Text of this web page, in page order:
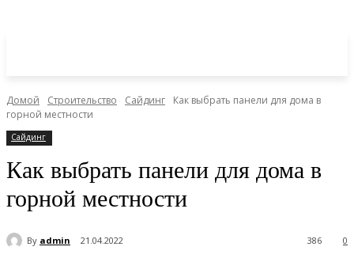
Домой Строительство Сайдинг
Как выбрать панели для дома в
горной местности
Сайдинг
Как выбрать панели для дома в
горной местности
By admin 21.04.2022 0
386